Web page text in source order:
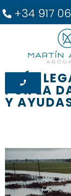
+34 917
GUÍA
POR LA
Y